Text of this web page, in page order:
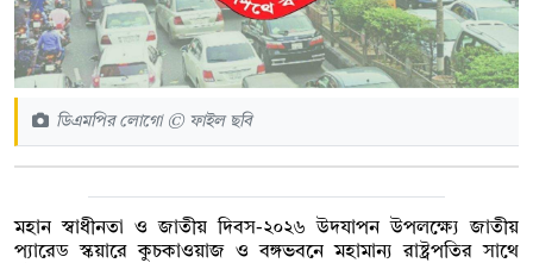
ডিএমপির লোগো © ফাইল ছবি
মহান স্বাধীনতা ও জাতীয় দিবস-২০২৬ উদযাপন উপলক্ষ্যে জাতীয়
প্যারেড স্কয়ারে কুচকাওয়াজ ও বঙ্গভবনে মহামান্য রাষ্ট্রপতির সাথে